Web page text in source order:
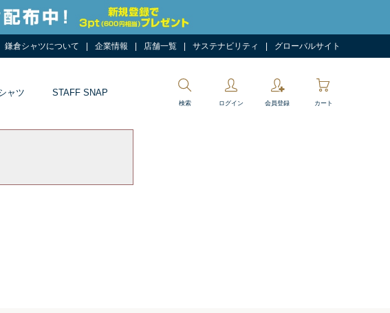
鎌倉シャツについて 企業情報 店舗一覧 サステナビリティ グローバルサイト
ャツ STAFF SNAP
検索 ログイン 会員登録 カート